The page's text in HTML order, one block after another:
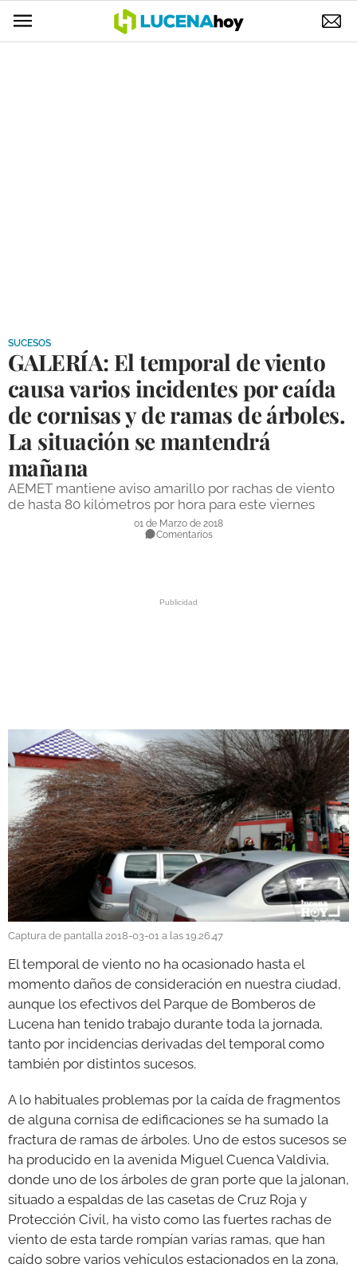
DEPORTES
COMPETICIONES
DEPORTE BASE
OPINIÓN
VENTANA CIUDADANA
GALERÍAS
SUCESOS
GALERÍA: El temporal de viento
causa varios incidentes por caída
de cornisas y de ramas de árboles.
La situación se mantendrá
mañana
AEMET mantiene aviso amarillo por rachas de viento
de hasta 80 kilómetros por hora para este viernes
01 de Marzo de 2018
Comentarios
Captura de pantalla 2018-03-01 a las 19.26.47
El temporal de viento no ha ocasionado hasta el
momento daños de consideración en nuestra ciudad,
aunque los efectivos del Parque de Bomberos de
Lucena han tenido trabajo durante toda la jornada,
tanto por incidencias derivadas del temporal como
también por distintos sucesos.
A lo habituales problemas por la caída de fragmentos
de alguna cornisa de edificaciones se ha sumado la
fractura de ramas de árboles. Uno de estos sucesos se
ha producido en la avenida Miguel Cuenca Valdivia,
donde uno de los árboles de gran porte que la jalonan,
situado a espaldas de las casetas de Cruz Roja y
Protección Civil, ha visto como las fuertes rachas de
viento de esta tarde rompían varias ramas, que han
caído sobre varios vehículos estacionados en la zona,